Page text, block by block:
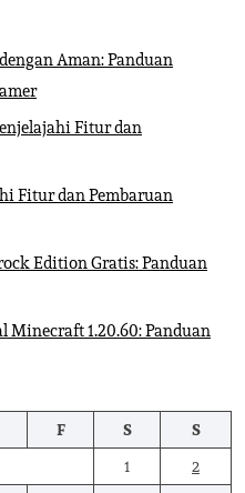
Aman: Panduan
Fitur dan
Fitur dan Pembaruan
Edition Gratis: Panduan
1.20.60: Panduan
F S
S
1
2